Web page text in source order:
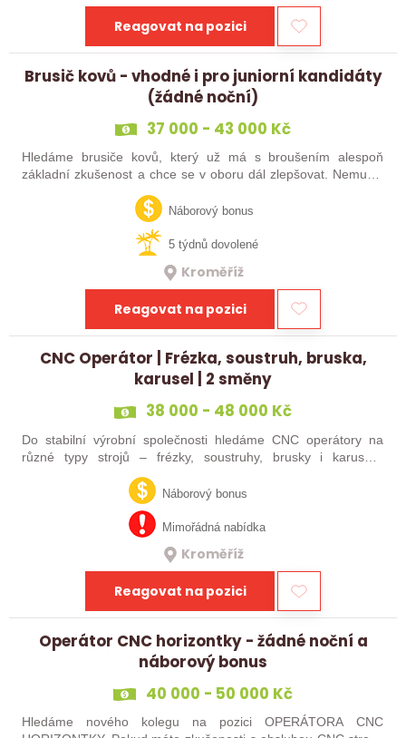
Reagovat na pozici
Brusič kovů - vhodné i pro juniorní kandidáty
(žádné noční)
37 000 - 43 000 Kč
Hledáme brusiče kovů, který už má s broušením alespoň
základní zkušenost a chce se v oboru dál zlepšovat. Nemusíš
abys už někdy pracoval…Náborový bonus
5 týdnů dovolené
Kroměříž
Reagovat na pozici
CNC Operátor | Frézka, soustruh, bruska,
karusel | 2 směny
38 000 - 48 000 Kč
Do stabilní výrobní společnosti hledáme CNC operátory na
různé typy strojů – frézky, soustruhy, brusky i karusely.
Uplatnění u nás najdou zkušení obráběči i absolventi
technických oborů, kteří se…Náborový bonus
Mimořádná nabídka
Kroměříž
Reagovat na pozici
Operátor CNC horizontky - žádné noční a
náborový bonus
40 000 - 50 000 Kč
Hledáme nového kolegu na pozici OPERÁTORA CNC